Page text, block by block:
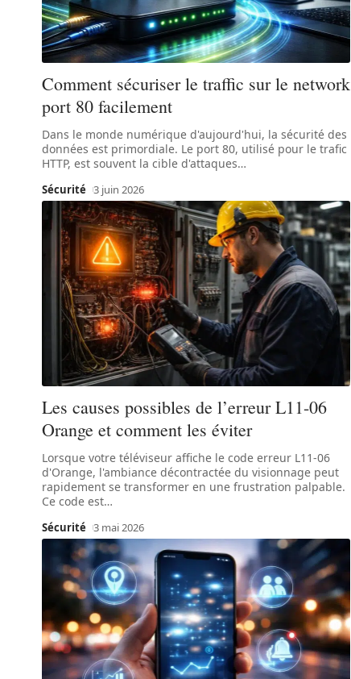
Comment sécuriser le traffic sur le network
port 80 facilement
Dans le monde numérique d'aujourd'hui, la sécurité des
données est primordiale. Le port 80, utilisé pour le trafic
HTTP, est souvent la cible d'attaques…
Sécurité 3 juin 2026
Les causes possibles de l’erreur L11-06
Orange et comment les éviter
Lorsque votre téléviseur affiche le code erreur L11-06
d'Orange, l'ambiance décontractée du visionnage peut
rapidement se transformer en une frustration palpable.
Ce code est…
Sécurité 3 mai 2026